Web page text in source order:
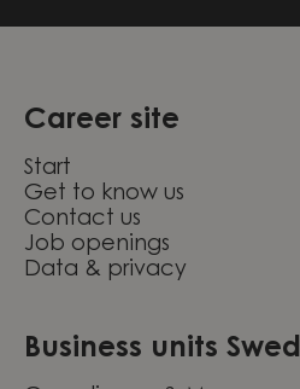
Career site
Start
Get to know us
Contact us
Job openings
Data & privacy
Business units